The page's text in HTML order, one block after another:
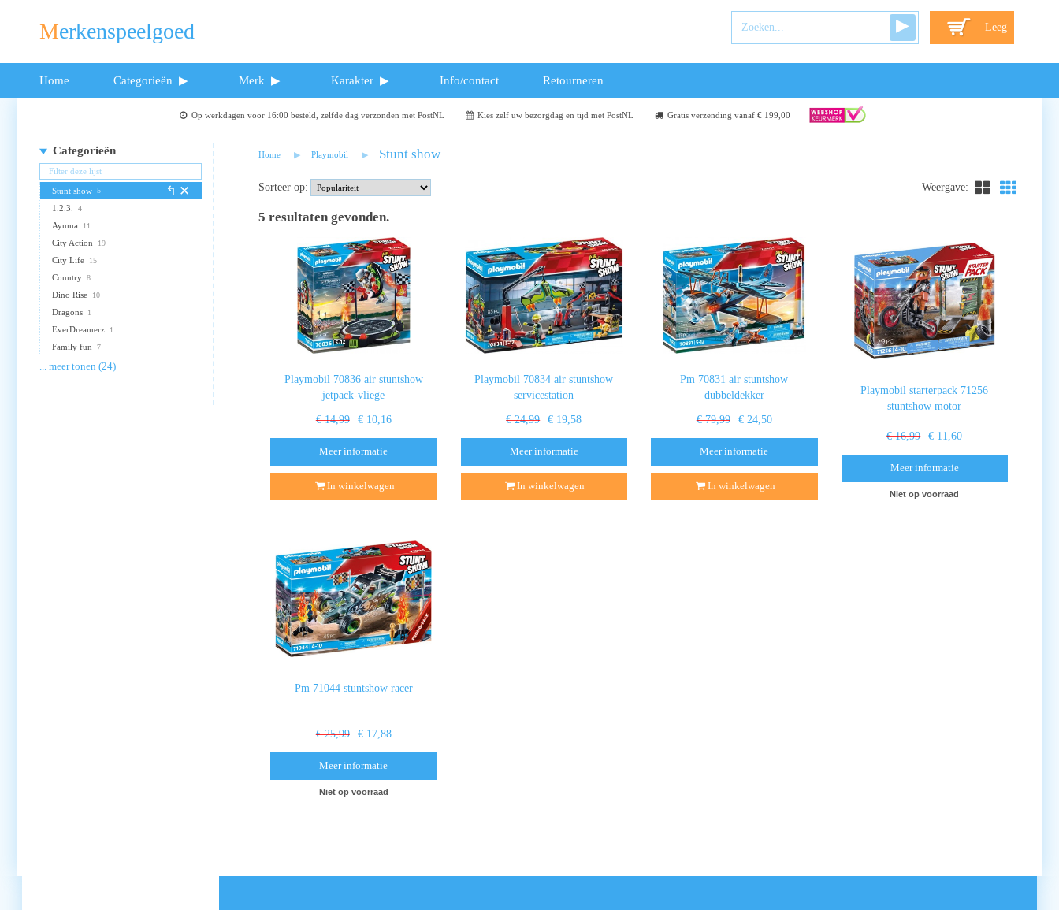
Merkenspeelgoed Leeg
Home Categorieën Merk Karakter Info/contact Retourneren
Op werkdagen voor 16:00 besteld, zelfde dag verzonden met PostNL Kies zelf uw bezorgdag en tijd met PostNL Gratis verzending vanaf € 199,00
Categorieën
Stunt show 5
1.2.3. 4
Ayuma 11
City Action 19
City Life 15
Country 8
Dino Rise 10
Dragons 1
EverDreamerz 1
Family fun 7
... meer tonen (24)
Home Playmobil Stunt show
Sorteer op: Weergave:
5 resultaten gevonden.
Playmobil 70836 air stuntshow
jetpack-vliege
€ 14,99 € 10,16
Meer informatie
In winkelwagen
Playmobil 70834 air stuntshow
servicestation
€ 24,99 € 19,58
Meer informatie
In winkelwagen
Pm 70831 air stuntshow
dubbeldekker
€ 79,99 € 24,50
Meer informatie
In winkelwagen
Playmobil starterpack 71256
stuntshow motor
€ 16,99 € 11,60
Meer informatie
Niet op voorraad
Pm 71044 stuntshow racer
€ 25,99 € 17,88
Meer informatie
Niet op voorraad